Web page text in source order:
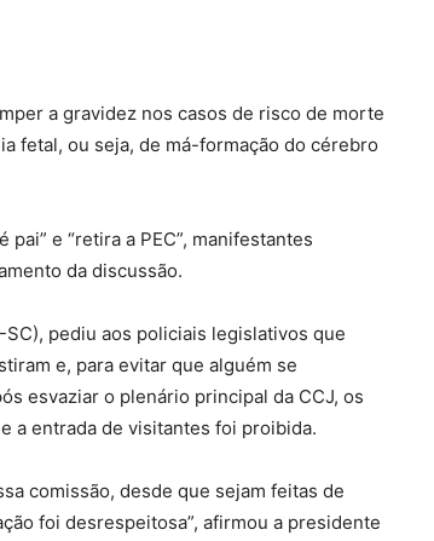
a gravidez nos casos de risco de morte
fetal, ou seja, de má-formação do cérebro
e “retira a PEC”, manifestantes
da discussão.
pediu aos policiais legislativos que
e, para evitar que alguém se
esvaziar o plenário principal da CCJ, os
a entrada de visitantes foi proibida.
comissão, desde que sejam feitas de
foi desrespeitosa”, afirmou a presidente